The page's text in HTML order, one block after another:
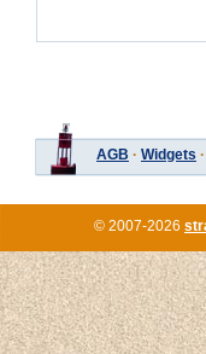
AGB · Widgets ·
© 2007-2026